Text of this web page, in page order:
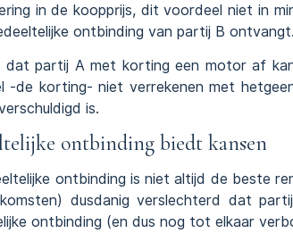
in de koopprijs, dit voordeel niet in
ontbinding van partij B ontvangt.
dat partij A met korting een motor af
-de korting- niet verrekenen met
is.
ontbinding biedt kansen
ontbinding is niet altijd de beste
dusdanig verslechterd dat
ontbinding (en dus nog tot elkaar